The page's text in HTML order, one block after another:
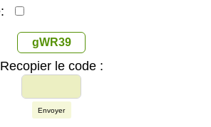
gWR39
Recopier le code :
Envoyer